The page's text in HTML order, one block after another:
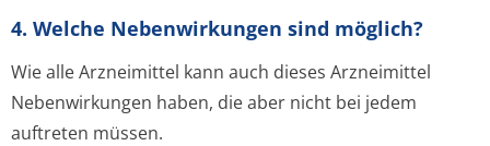
4. Welche Nebenwirkungen sind möglich?
Wie alle Arzneimittel kann auch dieses Arzneimittel
Nebenwirkungen haben, die aber nicht bei jedem
auftreten müssen.